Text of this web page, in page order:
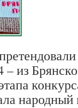
– из
народный